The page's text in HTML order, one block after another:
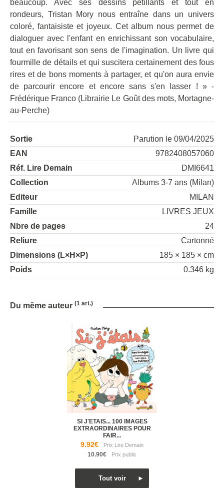
beaucoup. Avec ses dessins pétillants et tout en
rondeurs, Tristan Mory nous entraîne dans un univers
coloré, fantaisiste et joyeux. Cet album nous permet de
dialoguer avec l'enfant en enrichissant son vocabulaire,
tout en favorisant son sens de l'imagination. Un livre qui
fourmille de détails et qui suscitera certainement des fous
rires et de bons moments à partager, et qu'on aura envie
de parcourir encore et encore sans s'en lasser ! » -
Frédérique Franco (Librairie Le Goût des mots, Mortagne-
au-Perche)
Sortie
Parution le 09/04/2025
EAN
9782408057060
Réf. Lire Demain
DMI6641
Collection
Albums 3-7 ans (Milan)
Editeur
MILAN
Famille
LIVRES JEUX
Nbre de pages
24
Reliure
Cartonné
Dimensions (L×H×P)
185 × 185 × cm
Poids
0.346 kg
Du même auteur (1 art.)
SI J'ETAIS... 100 IMAGES
EXTRAORDINAIRES POUR
FAIR...
9.92€
10.90€